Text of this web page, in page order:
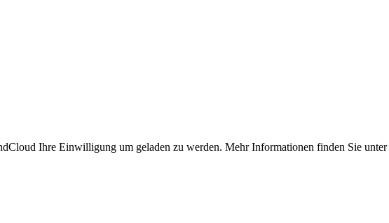
Ihre Einwilligung um geladen zu werden. Mehr Informationen finden Sie unter